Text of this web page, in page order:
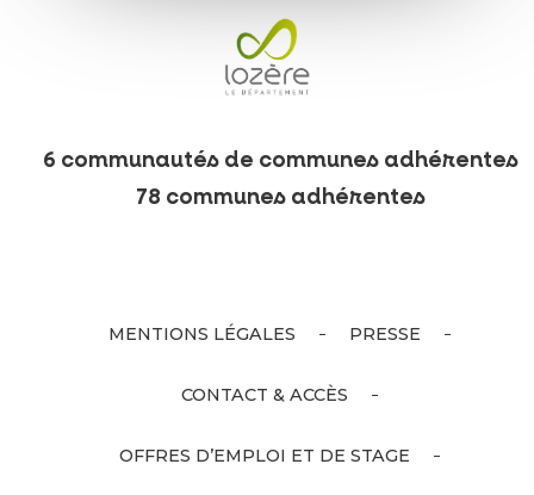
6 communautés de communes adhérentes
78 communes adhérentes
MENTIONS LÉGALES PRESSE
CONTACT & ACCÈS
OFFRES D’EMPLOI ET DE STAGE